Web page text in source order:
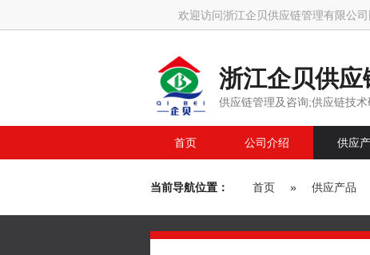
欢迎访问浙江企贝供应链管理有限公司
浙江企贝供应
供应链管理及咨询;供应链技
首页 公司介绍 供应
当前导航位置： 首页 » 供应产品